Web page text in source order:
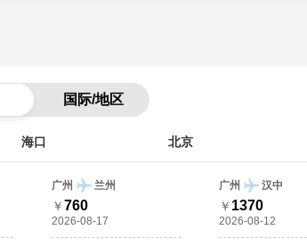
国际/地区
海口 北京
广州 兰州
￥760
2026-08-17
广州 汉中
￥ 1370
2026-08-12